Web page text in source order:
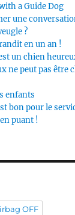
a Guide Dog
une
?
en un an !
un chien
ne peut pas être
enfants
bon pour le
puant !
OFF